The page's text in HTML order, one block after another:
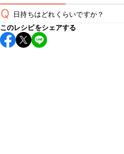
Q 日持ちはどれくらいですか？
保存期間は冷蔵で当日中が目安で
し上がりください。
このレシピをシェアする